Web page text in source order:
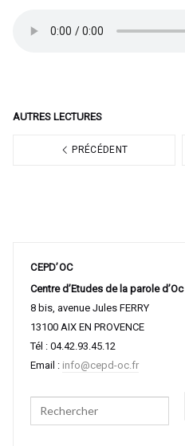
AUTRES LECTURES
PRÉCÉDENT
CEPD’OC
Centre d’Etudes de la parole d’Oc
8 bis, avenue Jules FERRY
13100 AIX EN PROVENCE
Tél : 04.42.93.45.12
Email : info@cepd-oc.fr
Search